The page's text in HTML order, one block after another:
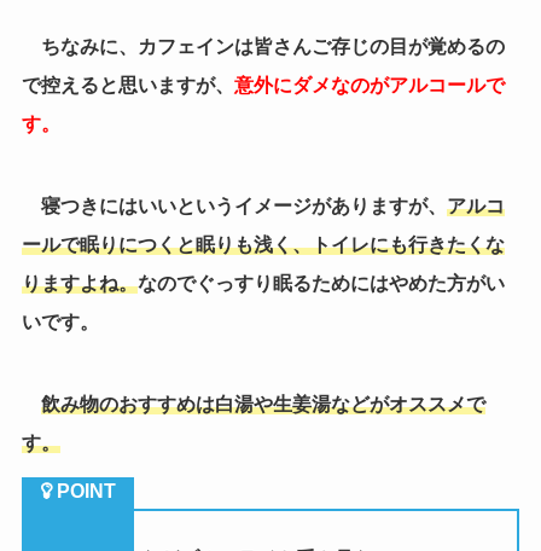
ちなみに、カフェインは皆さんご存じの目が覚めるの
で控えると思いますが、 意外にダメなのがアルコールで
す。
寝つきにはいいというイメージがありますが、 アルコ
ールで眠りにつくと眠りも浅く、トイレにも行きたくな
りますよね。なのでぐっすり眠るためにはやめた方がい
いです。
飲み物のおすすめは白湯や生姜湯などがオススメで
す。